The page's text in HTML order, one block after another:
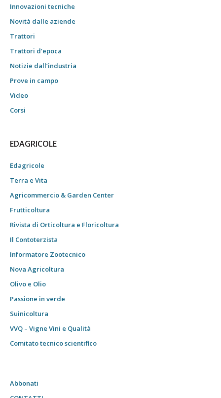
Innovazioni tecniche
Novità dalle aziende
Trattori
Trattori d’epoca
Notizie dall’industria
Prove in campo
Video
Corsi
EDAGRICOLE
Edagricole
Terra e Vita
Agricommercio & Garden Center
Frutticoltura
Rivista di Orticoltura e Floricoltura
Il Contoterzista
Informatore Zootecnico
Nova Agricoltura
Olivo e Olio
Passione in verde
Suinicoltura
VVQ – Vigne Vini e Qualità
Comitato tecnico scientifico
Abbonati